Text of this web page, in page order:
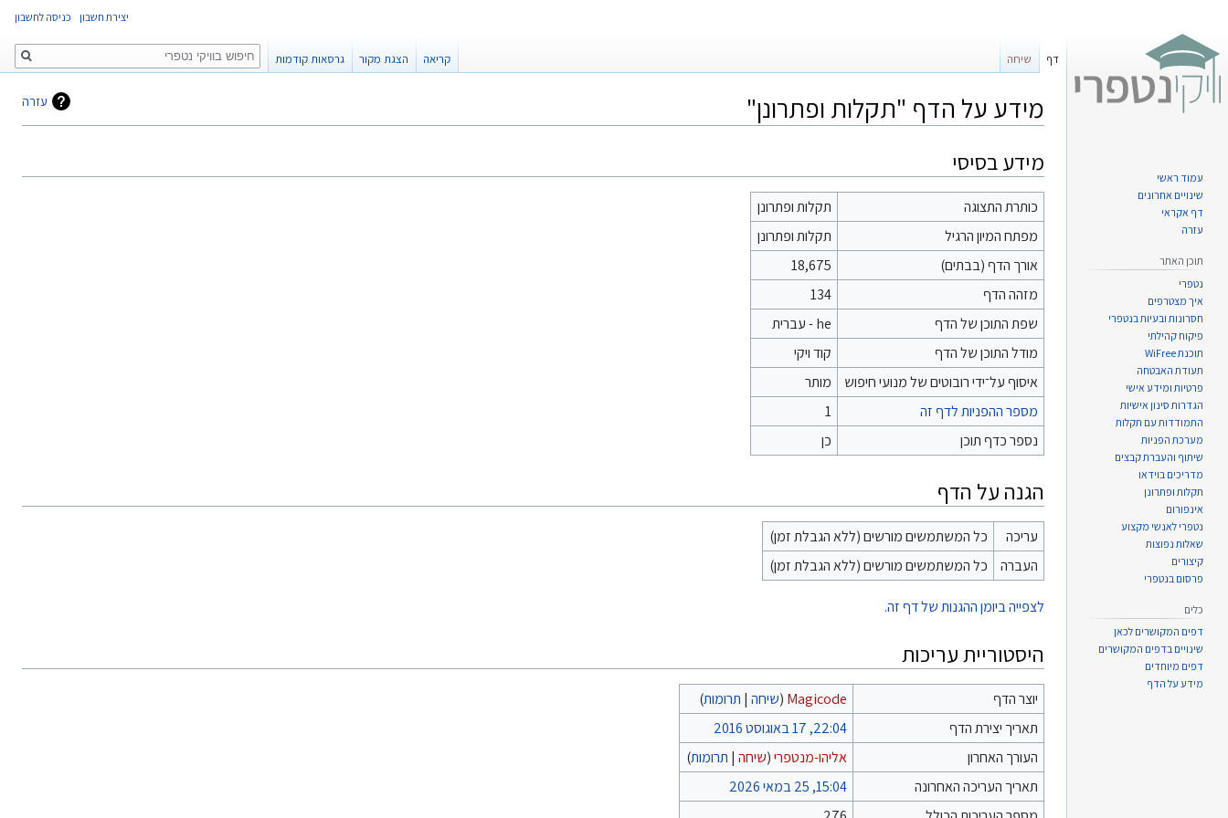
עזרה מידע על הדף "תקלות ופתרונן"
קפיצה
לניווט
קפיצה
לחיפוש
מידע בסיסי
כותרת התצוגה
תקלות ופתרונן
מפתח המיון הרגיל
תקלות ופתרונן
אורך הדף (בבתים)
18,675
מזהה הדף
134
שפת התוכן של הדף
he - עברית
מודל התוכן של הדף
קוד ויקי
איסוף על־ידי רובוטים של מנועי חיפוש
מותר
מספר ההפניות לדף זה
1
נספר כדף תוכן
כן
הגנה על הדף
עריכה
כל המשתמשים מורשים (ללא הגבלת זמן)
העברה
כל המשתמשים מורשים (ללא הגבלת זמן)
לצפייה ביומן ההגנות של דף זה.
היסטוריית עריכות
יוצר הדף Magicode
(שיחה | תרומות)
תאריך יצירת הדף
22:04, 17 באוגוסט 2016
העורך האחרון
אליהו-מנטפרי(שיחה | תרומות)
תאריך העריכה האחרונה
15:04, 25 במאי 2026
יצירת חשבון כניסה לחשבון
דף שיחה קריאה הצגת מקור גרסאות קודמות חיפוש
עמוד ראשי
שינויים אחרונים
דף אקראי
עזרה
תוכן האתר
נטפרי
איך מצטרפים
חסרונות ובעיות בנטפרי
פיקוח קהילתי
תוכנת WiFree
תעודת האבטחה
פרטיות ומידע אישי
הגדרות סינון אישיות
התמודדות עם תקלות
מערכת הפניות
שיתוף והעברת קבצים
מדריכים בוידאו
תקלות ופתרונן
אינפורום
נטפרי לאנשי מקצוע
שאלות נפוצות
קיצורים
פרסום בנטפרי
כלים
דפים המקושרים לכאן
שינויים בדפים המקושרים
דפים מיוחדים
מידע על הדף